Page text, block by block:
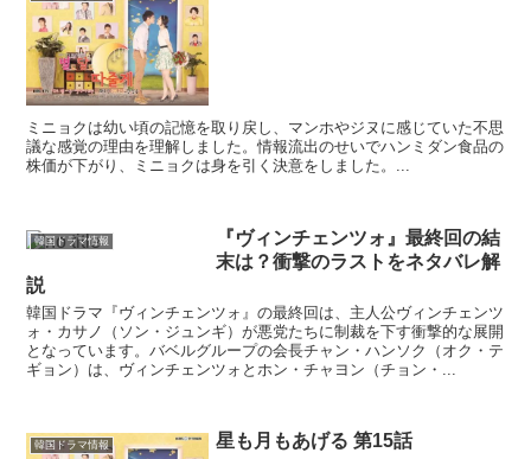
ミニョクは幼い頃の記憶を取り戻し、マンホやジヌに感じていた不思
議な感覚の理由を理解しました。情報流出のせいでハンミダン食品の
株価が下がり、ミニョクは身を引く決意をしました。...
韓国ドラマ情報
『ヴィンチェンツォ』最終回の結
末は？衝撃のラストをネタバレ解
説
韓国ドラマ『ヴィンチェンツォ』の最終回は、主人公ヴィンチェンツ
ォ・カサノ（ソン・ジュンギ）が悪党たちに制裁を下す衝撃的な展開
となっています。バベルグループの会長チャン・ハンソク（オク・テ
ギョン）は、ヴィンチェンツォとホン・チャヨン（チョン・...
韓国ドラマ情報 星も月もあげる 第15話